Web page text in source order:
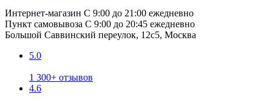
Интернет-магазин С 9:00 до 21:00 ежедневно
Пункт самовывоза С 9:00 до 20:45 ежедневно
Большой Саввинский переулок, 12с5, Москва
5.0
1 300+ отзывов
4.6